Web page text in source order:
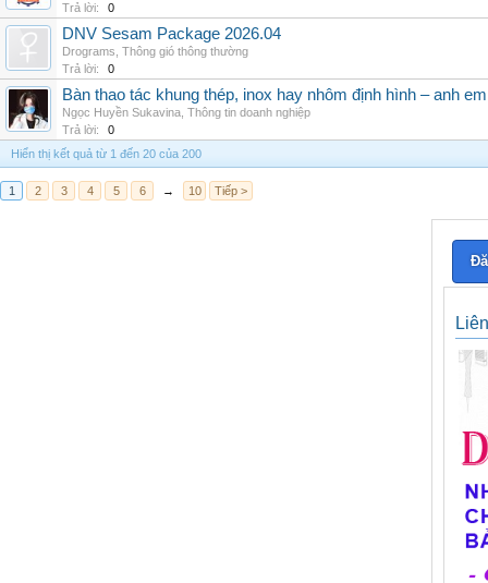
Trả lời:
0
DNV Sesam Package 2026.04
Drograms Thông gió thông thường
Trả lời:
0
Bàn thao tác khung thép, inox hay nhôm định hình – anh
Ngọc Huyền Sukavina Thông tin doanh nghiệp
Trả lời:
0
Hiển thị kết quả từ 1 đến 20 của 200
1 2 3 4 5 6 → 10 Tiếp >